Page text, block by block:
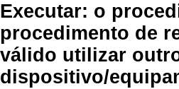
Executar: o
procedimento de
válido utilizar
dispositivo/